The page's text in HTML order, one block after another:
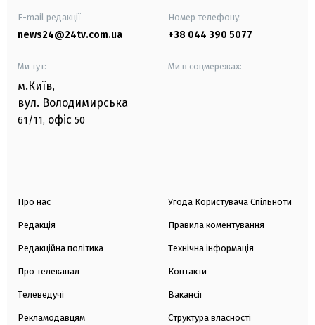
E-mail редакції
news24@24tv.com.ua
Номер телефону:
+38 044 390 5077
Ми тут:
м.Київ,
вул. Володимирська
61/11, офіс 50
Ми в соцмережах:
Про нас
Редакція
Редакційна політика
Про телеканал
Телеведучі
Рекламодавцям
Угода Користувача Спільноти
Правила коментування
Технічна інформація
Контакти
Вакансії
Структура власності